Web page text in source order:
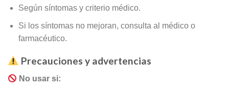
Según síntomas y criterio médico.
Si los síntomas no mejoran, consulta al médico o
farmacéutico.
Precauciones y advertencias
No usar si: